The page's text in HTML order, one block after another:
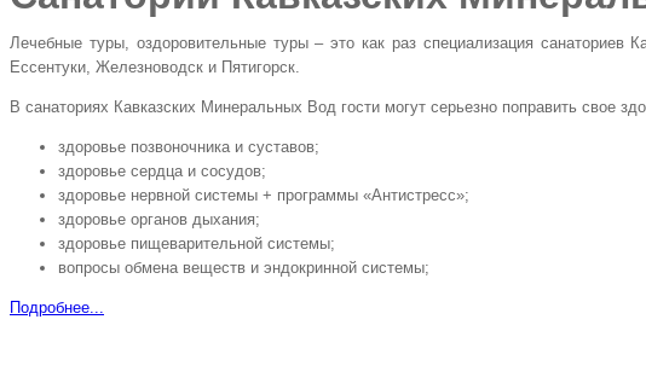
Лечебные туры, оздоровительные туры – это как раз специализация санаториев
Ессентуки, Железноводск и Пятигорск.
В санаториях Кавказских Минеральных Вод гости могут серьезно поправить свое
здоровье позвоночника и суставов;
здоровье сердца и сосудов;
здоровье нервной системы + программы «Антистресс»;
здоровье органов дыхания;
здоровье пищеварительной системы;
вопросы обмена веществ и эндокринной системы;
Подробнее...